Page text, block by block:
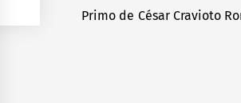
de
Previous
Primo de César Cravioto